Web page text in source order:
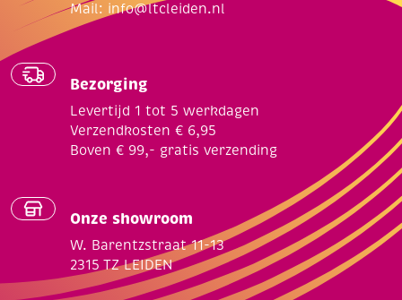
Mail: info@ltcleiden.nl
Bezorging
Levertijd 1 tot 5 werkdagen
Verzendkosten € 6,95
Boven € 99,- gratis verzending
Onze showroom
W. Barentzstraat 11-13
2315 TZ LEIDEN